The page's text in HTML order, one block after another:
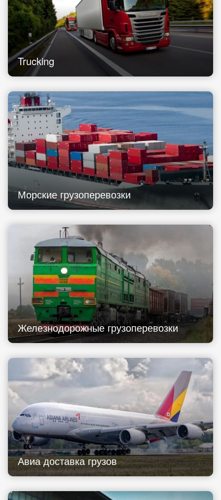
Trucking
Морские грузоперевозки
Железнодорожные грузоперевозки
Авиа доставка грузов